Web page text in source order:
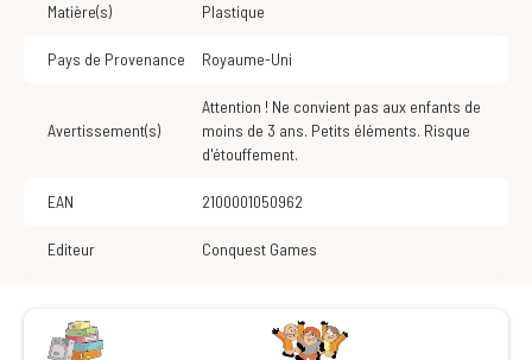
Matière(s) Plastique
Pays de Provenance Royaume-Uni
Avertissement(s)
Attention ! Ne convient pas aux enfants de
moins de 3 ans. Petits éléments. Risque
d'étouffement.
EAN 2100001050962
Editeur Conquest Games